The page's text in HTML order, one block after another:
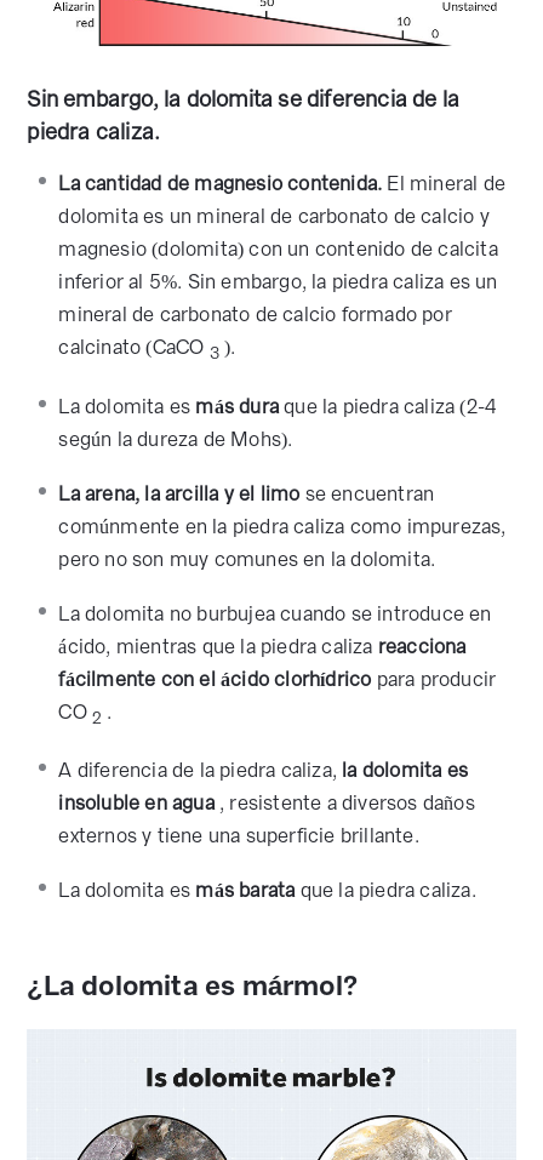
Sin embargo, la dolomita se diferencia de la
piedra caliza.
La cantidad de magnesio contenida. El mineral de
dolomita es un mineral de carbonato de calcio y
magnesio (dolomita) con un contenido de calcita
inferior al 5%. Sin embargo, la piedra caliza es un
mineral de carbonato de calcio formado por
calcinato (CaCO 3 ).
La dolomita es más duraque la piedra caliza (2-4
según la dureza de Mohs).
La arena, la arcilla y el limo se encuentran
comúnmente en la piedra caliza como impurezas,
pero no son muy comunes en la dolomita.
La dolomita no burbujea cuando se introduce en
ácido, mientras que la piedra caliza reacciona
fácilmente con el ácido clorhídrico para producir
CO2 .
A diferencia de la piedra caliza, la dolomita es
insoluble en agua, resistente a diversos daños
externos y tiene una superficie brillante.
La dolomita es más barataque la piedra caliza.
¿La dolomita es mármol?